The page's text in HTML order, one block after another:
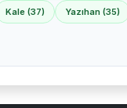
Kale (37) Yazıhan (35)